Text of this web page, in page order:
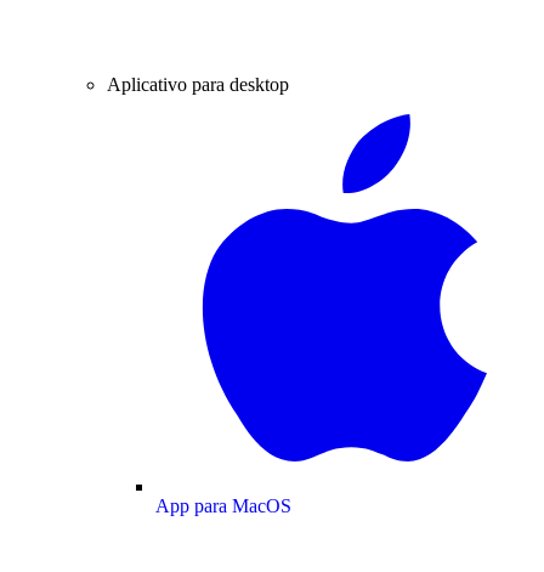
Aplicativo para desktop
App para MacOS